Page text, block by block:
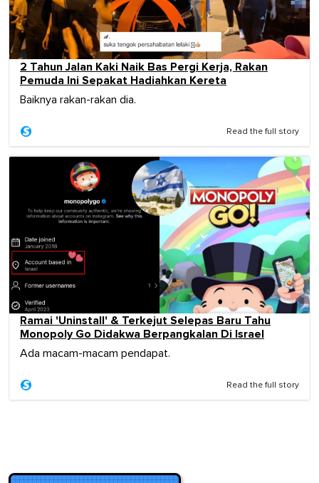
2 Tahun Jalan Kaki Naik Bas Pergi Kerja, Rakan
Pemuda Ini Sepakat Hadiahkan Kereta
Baiknya rakan-rakan dia.
Read the full story
Ramai 'Uninstall' & Terkejut Selepas Baru Tahu
Monopoly Go Didakwa Berpangkalan Di Israel
Ada macam-macam pendapat.
Read the full story